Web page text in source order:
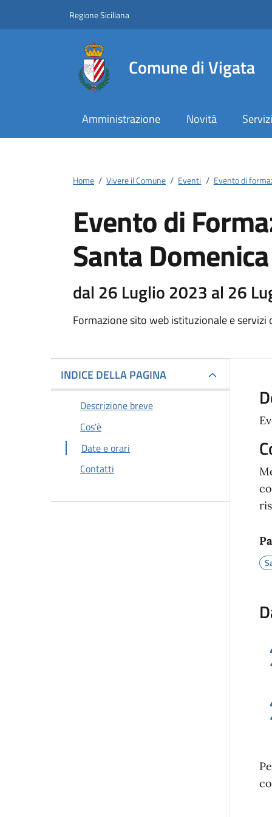
Regione Siciliana
Comune di Vigata
Amministrazione Novità
Home / Vivere il Comune / Eventi / Evento di
Evento di
Santa
dal 26 Luglio 2023 al 26
Formazione sito web istituzionale e servizi
INDICE DELLA PAGINA
Descrizione breve
Cos'è
Date e orari
Contatti